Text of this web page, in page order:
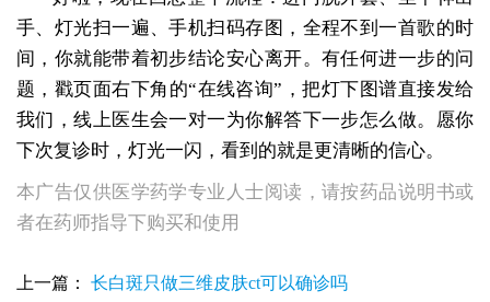
手、灯光扫一遍、手机扫码存图，全程不到一首歌的时
间，你就能带着初步结论安心离开。有任何进一步的问
题，戳页面右下角的“在线咨询”，把灯下图谱直接发给
我们，线上医生会一对一为你解答下一步怎么做。愿你
下次复诊时，灯光一闪，看到的就是更清晰的信心。
本广告仅供医学药学专业人士阅读，请按药品说明书或
者在药师指导下购买和使用
上一篇： 长白斑只做三维皮肤ct可以确诊吗
伍德灯检查白斑的准确率多少